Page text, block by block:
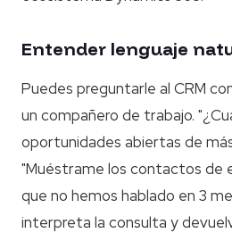
Entender lenguaje
Puedes preguntarle al CRM
un compañero de trabajo.
oportunidades abiertas de
"Muéstrame los contactos de
que no hemos hablado en 3
interpreta la consulta y